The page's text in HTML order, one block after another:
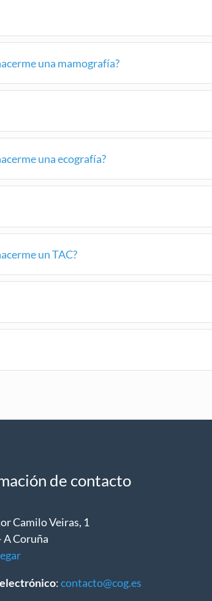
una mamografía?
una ecografía?
un TAC?
de contacto
Camilo Veiras, 1
A Coruña
:contacto@cog.es